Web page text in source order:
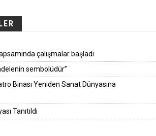
çalışmalar başladı
sembolüdür”
Binası Yeniden Sanat Dünyasına
Tanıtıldı